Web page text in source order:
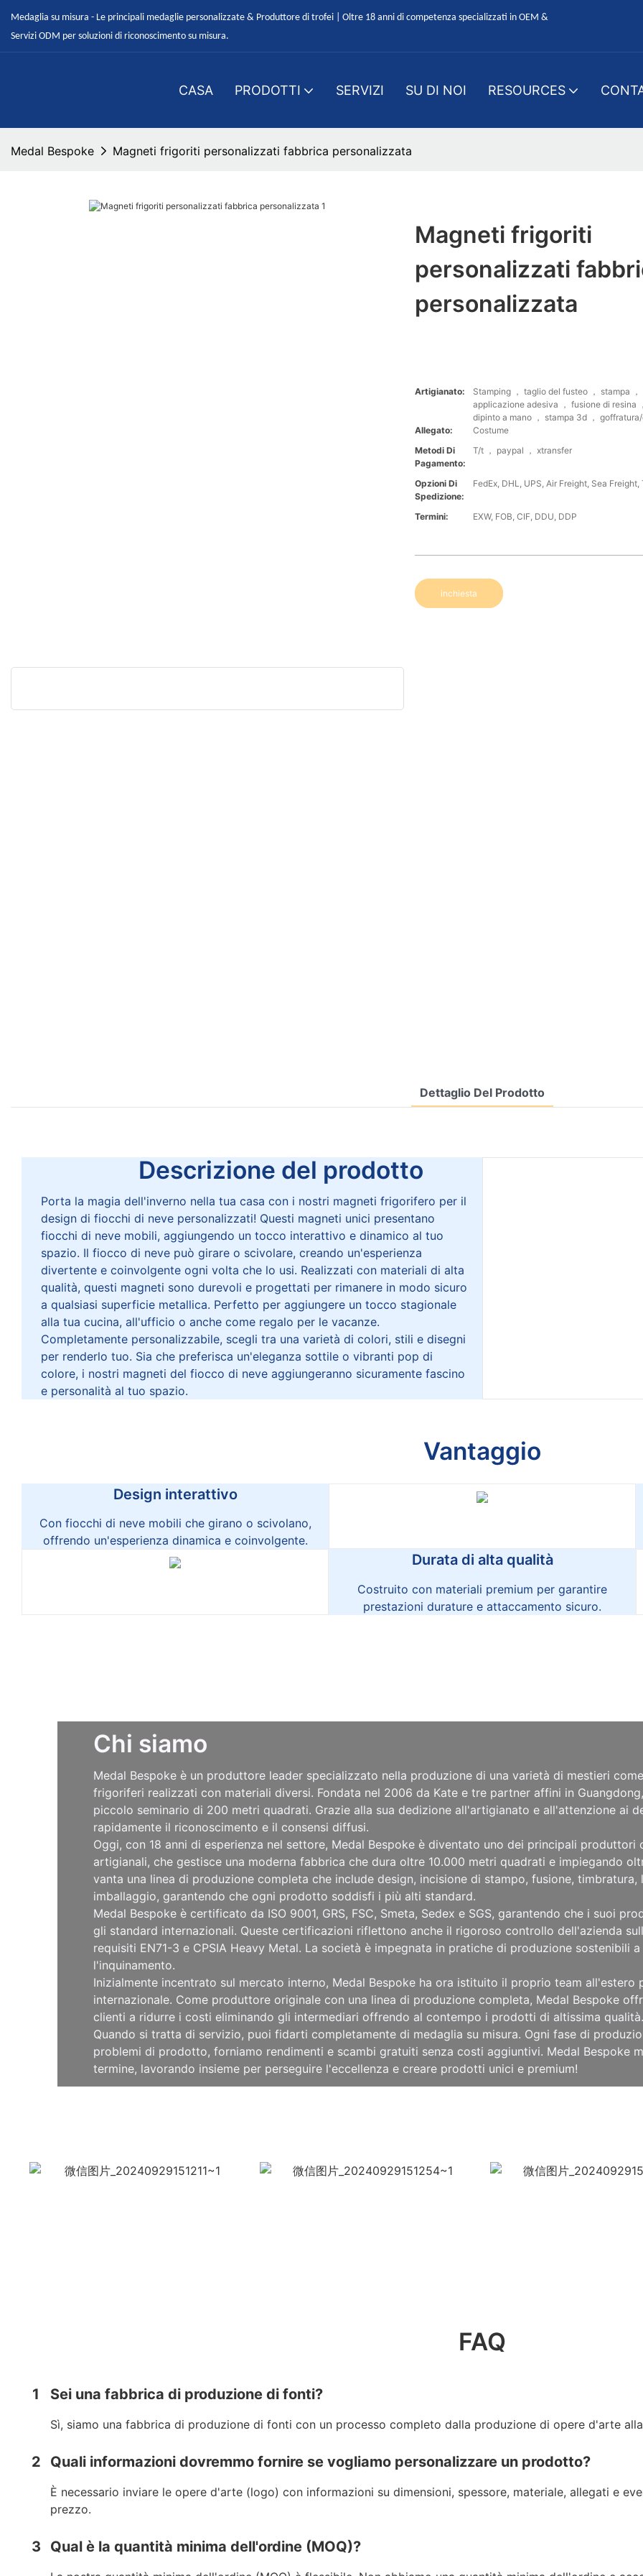
Medaglia su misura - Le principali medaglie personalizzate & Produttore di trofei | Oltre 18 anni di competenza specializzati in OEM &
Servizi ODM per soluzioni di riconoscimento su misura.
CASA PRODOTTI SERVIZI SU DI NOI RESOURCES
Medal Bespoke Magneti frigoriti personalizzati fabbrica personalizzata
Magneti frigoriti
personalizzati
personalizzata
Artigianato:
Stamping ， taglio del fusteo ， stampa ，
applicazione adesiva ， fusione di resina
dipinto a mano ， stampa 3d ， goffratura/
Allegato:
Costume
Metodi Di
Pagamento:
T/t ， paypal ， xtransfer
Opzioni Di
Spedizione:
FedEx, DHL, UPS, Air Freight, Sea Freight,
Termini: EXW, FOB, CIF, DDU, DDP
inchiesta
Dettaglio Del Prodotto
Descrizione del prodotto
Porta la magia dell'inverno nella tua casa con i nostri magneti frigorifero per il
design di fiocchi di neve personalizzati! Questi magneti unici presentano
fiocchi di neve mobili, aggiungendo un tocco interattivo e dinamico al tuo
spazio. Il fiocco di neve può girare o scivolare, creando un'esperienza
divertente e coinvolgente ogni volta che lo usi. Realizzati con materiali di alta
qualità, questi magneti sono durevoli e progettati per rimanere in modo sicuro
a qualsiasi superficie metallica. Perfetto per aggiungere un tocco stagionale
alla tua cucina, all'ufficio o anche come regalo per le vacanze.
Completamente personalizzabile, scegli tra una varietà di colori, stili e disegni
per renderlo tuo. Sia che preferisca un'eleganza sottile o vibranti pop di
colore, i nostri magneti del fiocco di neve aggiungeranno sicuramente fascino
e personalità al tuo spazio.
Vantaggio
Design interattivo
Con fiocchi di neve mobili che girano o scivolano,
offrendo un'esperienza dinamica e coinvolgente.
Durata di alta qualità
Costruito con materiali premium per garantire
prestazioni durature e attaccamento sicuro.
Chi siamo
Medal Bespoke è un produttore leader specializzato nella produzione di una varietà di mestieri
frigoriferi realizzati con materiali diversi. Fondata nel 2006 da Kate e tre partner affini in
piccolo seminario di 200 metri quadrati. Grazie alla sua dedizione all'artigianato e all'attenzione ai
rapidamente il riconoscimento e il consensi diffusi.
Oggi, con 18 anni di esperienza nel settore, Medal Bespoke è diventato uno dei principali
artigianali, che gestisce una moderna fabbrica che dura oltre 10.000 metri quadrati e impiegando
vanta una linea di produzione completa che include design, incisione di stampo, fusione,
imballaggio, garantendo che ogni prodotto soddisfi i più alti standard.
Medal Bespoke è certificato da ISO 9001, GRS, FSC, Smeta, Sedex e SGS, garantendo che i suoi
gli standard internazionali. Queste certificazioni riflettono anche il rigoroso controllo dell'azienda
requisiti EN71-3 e CPSIA Heavy Metal. La società è impegnata in pratiche di produzione sostenibili
l'inquinamento.
Inizialmente incentrato sul mercato interno, Medal Bespoke ha ora istituito il proprio team all'estero
internazionale. Come produttore originale con una linea di produzione completa, Medal Bespoke
clienti a ridurre i costi eliminando gli intermediari offrendo al contempo i prodotti di altissima qualità.
Quando si tratta di servizio, puoi fidarti completamente di medaglia su misura. Ogni fase di
problemi di prodotto, forniamo rendimenti e scambi gratuiti senza costi aggiuntivi. Medal Bespoke
termine, lavorando insieme per perseguire l'eccellenza e creare prodotti unici e premium!
FAQ
1 Sei una fabbrica di produzione di fonti?
Sì, siamo una fabbrica di produzione di fonti con un processo completo dalla produzione di opere d'arte
2 Quali informazioni dovremmo fornire se vogliamo personalizzare un prodotto?
È necessario inviare le opere d'arte (logo) con informazioni su dimensioni, spessore, materiale, allegati e
prezzo.
3 Qual è la quantità minima dell'ordine (MOQ)?